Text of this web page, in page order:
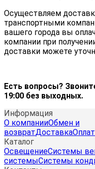
Осуществляем
транспортными
вашего города вы
компании при
доставки можете
Есть вопросы?
19:00 без выходных.
Информация
О компанииОбмен и
возвратДоставка
Каталог
ОсвещениеСистемы
системыСистемы